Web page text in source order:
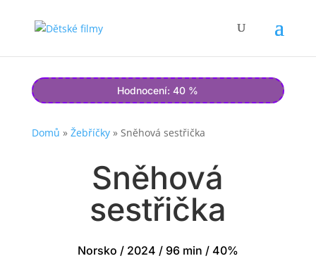
Hodnocení: 40 %
Domů » Žebříčky» Sněhová sestřička
Sněhová
sestřička
Norsko / 2024 / 96 min / 40%